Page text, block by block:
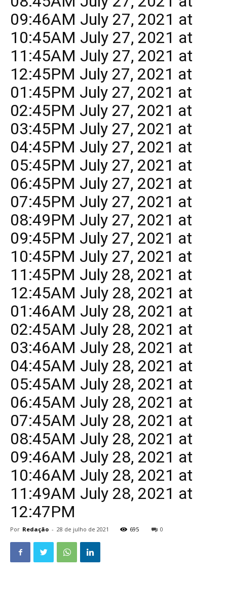
09:46AM July 27, 2021 at
10:45AM July 27, 2021 at
11:45AM July 27, 2021 at
12:45PM July 27, 2021 at
01:45PM July 27, 2021 at
02:45PM July 27, 2021 at
03:45PM July 27, 2021 at
04:45PM July 27, 2021 at
05:45PM July 27, 2021 at
06:45PM July 27, 2021 at
07:45PM July 27, 2021 at
08:49PM July 27, 2021 at
09:45PM July 27, 2021 at
10:45PM July 27, 2021 at
11:45PM July 28, 2021 at
12:45AM July 28, 2021 at
01:46AM July 28, 2021 at
02:45AM July 28, 2021 at
03:46AM July 28, 2021 at
04:45AM July 28, 2021 at
05:45AM July 28, 2021 at
06:45AM July 28, 2021 at
07:45AM July 28, 2021 at
08:45AM July 28, 2021 at
09:46AM July 28, 2021 at
10:46AM July 28, 2021 at
11:49AM July 28, 2021 at
12:47PM
Por Redação - 28 de julho de 2021 695 0